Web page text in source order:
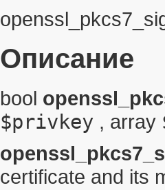
Описание
bool
$privkey , array
certificate and its